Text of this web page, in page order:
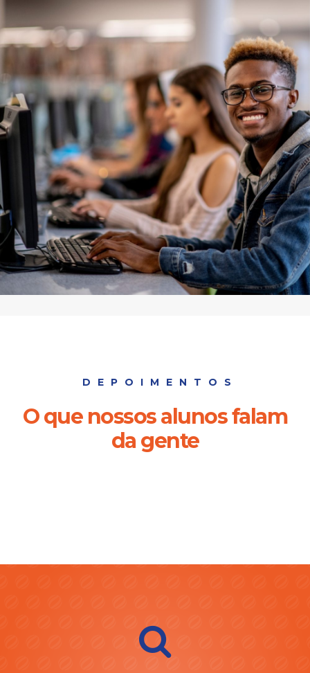
DEPOIMENTOS
O que nossos alunos falam
da gente